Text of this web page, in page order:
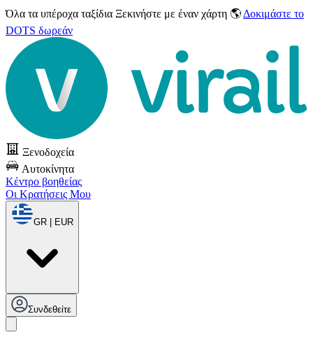
Όλα τα υπέροχα ταξίδια Ξεκινήστε με έναν χάρτη 🌎 Δοκιμάστε το
DOTS δωρεάν
Ξενοδοχεία
Αυτοκίνητα
Κέντρο βοηθείας
Οι Κρατήσεις Μου
GR | EUR
Συνδεθείτε